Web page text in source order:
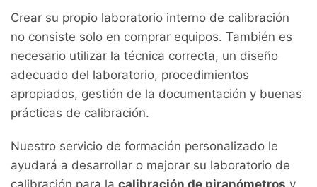
Crear su propio laboratorio interno de calibración
no consiste solo en comprar equipos. También es
necesario utilizar la técnica correcta, un diseño
adecuado del laboratorio, procedimientos
apropiados, gestión de la documentación y buenas
prácticas de calibración.
Nuestro servicio de formación personalizado le
ayudará a desarrollar o mejorar su laboratorio de
calibración para la calibración de piranómetros y